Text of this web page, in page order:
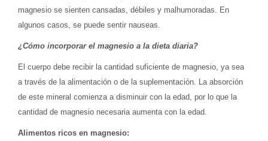
magnesio se sienten cansadas, débiles y malhumoradas. En
algunos casos, se puede sentir nauseas.
¿Cómo incorporar el magnesio a la dieta diaria?
El cuerpo debe recibir la cantidad suficiente de magnesio, ya sea
a través de la alimentación o de la suplementación. La absorción
de este mineral comienza a disminuir con la edad, por lo que la
cantidad de magnesio necesaria aumenta con la edad.
Alimentos ricos en magnesio: